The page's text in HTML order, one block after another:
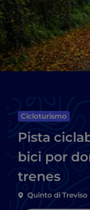
Cicloturismo
Pista
bici por
trenes
Quinto di Treviso